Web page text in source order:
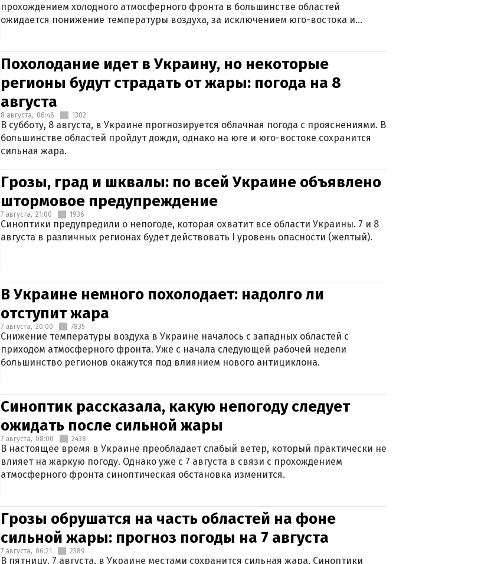
прохождением холодного атмосферного фронта в большинстве областей
ожидается понижение температуры воздуха, за исключением юго-востока и
Похолодание идет в Украину, но некоторые
регионы будут страдать от жары: погода на 8
августа
8 августа, 06:46 1302
В субботу, 8 августа, в Украине прогнозируется облачная погода с прояснениями. В
большинстве областей пройдут дожди, однако на юге и юго-востоке сохранится
сильная жара.
Грозы, град и шквалы: по всей Украине объявлено
штормовое предупреждение
7 августа, 21:00 1936
Синоптики предупредили о непогоде, которая охватит все области Украины. 7 и 8
августа в различных регионах будет действовать I уровень опасности (желтый).
В Украине немного похолодает: надолго ли
отступит жара
7 августа, 20:00 7835
Снижение температуры воздуха в Украине началось с западных областей с
приходом атмосферного фронта. Уже с начала следующей рабочей недели
большинство регионов окажутся под влиянием нового антициклона.
Синоптик рассказала, какую непогоду следует
ожидать после сильной жары
7 августа, 08:00 2438
В настоящее время в Украине преобладает слабый ветер, который практически не
влияет на жаркую погоду. Однако уже с 7 августа в связи с прохождением
атмосферного фронта синоптическая обстановка изменится.
Грозы обрушатся на часть областей на фоне
сильной жары: прогноз погоды на 7 августа
7 августа, 06:21 2389
В пятницу, 7 августа, в Украине местами сохранится сильная жара. Синоптики